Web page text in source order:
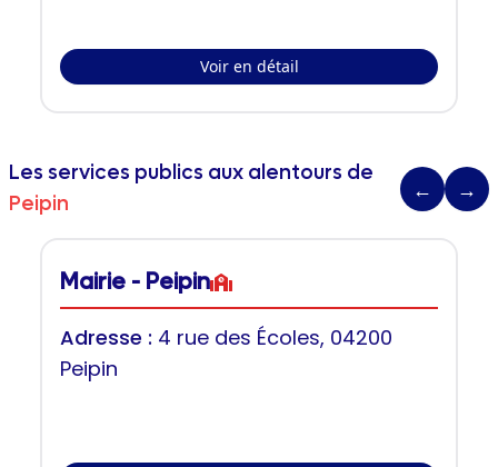
Voir en détail
Les services publics aux alentours de
Peipin
← →
Mairie - Peipin
Adresse : 4 rue des Écoles, 04200
Peipin